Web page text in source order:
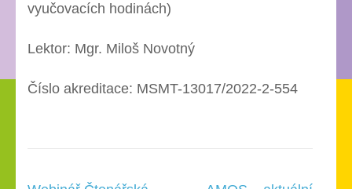
vyučovacích hodinách)
Lektor: Mgr. Miloš Novotný
Číslo akreditace: MSMT-13017/2022-2-554